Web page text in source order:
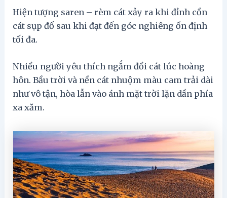
Hiện tượng saren – rèm cát xảy ra khi đỉnh cồn
cát sụp đổ sau khi đạt đến góc nghiêng ổn định
tối đa.
Nhiều người yêu thích ngắm đồi cát lúc hoàng
hôn. Bầu trời và nền cát nhuộm màu cam trải dài
như vô tận, hòa lẫn vào ánh mặt trời lặn dần phía
xa xăm.